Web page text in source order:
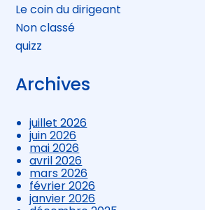
Le coin du dirigeant
Non classé
quizz
Archives
juillet 2026
juin 2026
mai 2026
avril 2026
mars 2026
février 2026
janvier 2026